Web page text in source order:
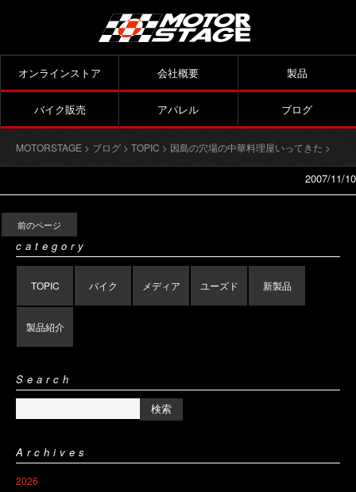
オンラインストア 会社概要 製品
バイク販売 アパレル ブログ
MOTORSTAGE > ブログ > TOPIC > 因島の穴場の中華料理屋いってきた >
2007/11/10
前のページ
category
TOPIC バイク メディア ユーズド 新製品
製品紹介
Search
Archives
2026